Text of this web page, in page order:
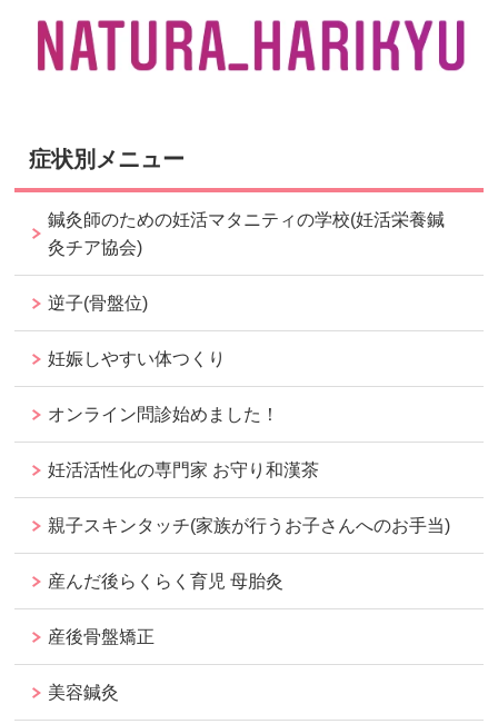
症状別メニュー
鍼灸師のための妊活マタニティの学校(妊活栄養鍼
灸チア協会)
逆子(骨盤位)
妊娠しやすい体つくり
オンライン問診始めました！
妊活活性化の専門家 お守り和漢茶
親子スキンタッチ(家族が行うお子さんへのお手当)
産んだ後らくらく育児 母胎灸
産後骨盤矯正
美容鍼灸